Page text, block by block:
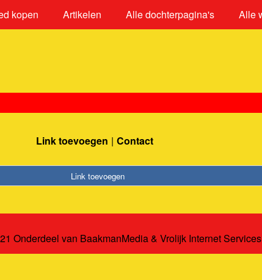
kopen Artikelen Alle dochterpagina's Alle
Link toevoegen Contact
Link toevoegen
Onderdeel van BaakmanMedia& Vrolijk Internet Services